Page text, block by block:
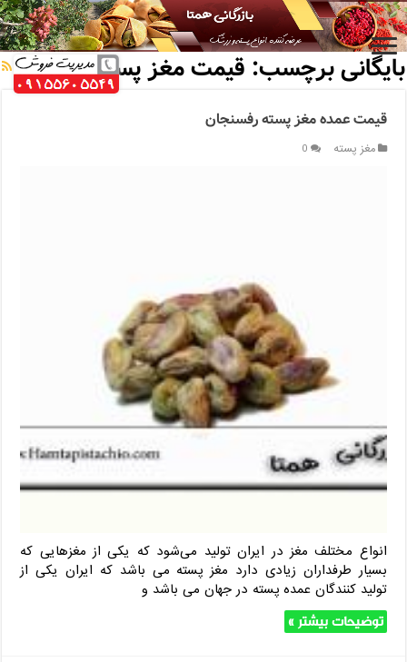
خانه / بایگانی برچسب: قیمت مغز پسته
بایگانی برچسب: قیمت مغز پسته
قیمت عمده مغز پسته رفسنجان
مغز پسته 0
انواع مختلف مغز در ایران تولید می‌شود که یکی از مغزهایی که
بسیار طرفداران زیادی دارد مغز پسته می باشد که ایران یکی از
تولید کنندگان عمده پسته در جهان می باشد و
توضیحات بیشتر »